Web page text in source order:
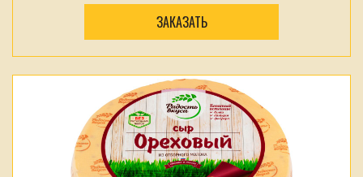
ЗАКАЗАТЬ